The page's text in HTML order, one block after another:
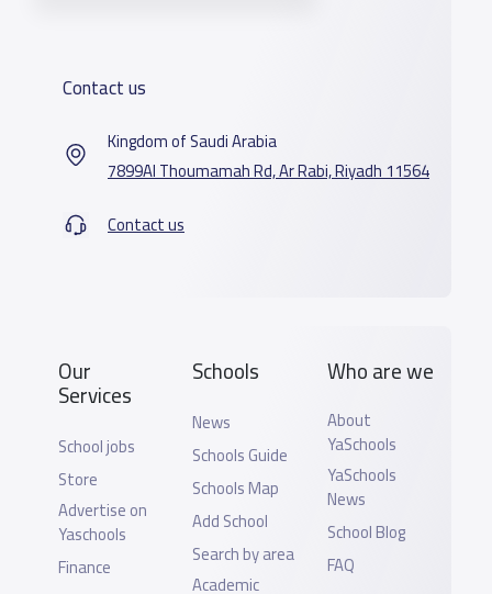
Contact us
Kingdom of Saudi Arabia
7899Al Thoumamah Rd, Ar Rabi, Riyadh 11564
Contact us
Our
Services
School jobs
Store
Advertise on
Yaschools
Finance
Schools
News
Schools Guide
Schools Map
Add School
Search by area
Academic
Who are we
About
YaSchools
YaSchools
News
School Blog
FAQ